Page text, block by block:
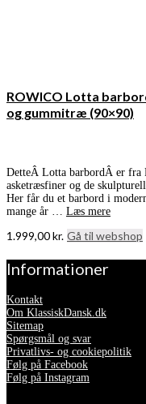
ROWICO Lotta
og gummitræ (90×90)
DetteÂ Lotta barbordÂ er fra
asketræsfiner og de
Her får du et barbord i
mange år … Læs mere
1.999,00kr. Gå til webshop
Informationer
Kontakt
Om KlassiskDansk.dk
Sitemap
Spørgsmål og svar
Privatlivs- og cookiepolitik
Følg på Facebook
Følg på Instagram